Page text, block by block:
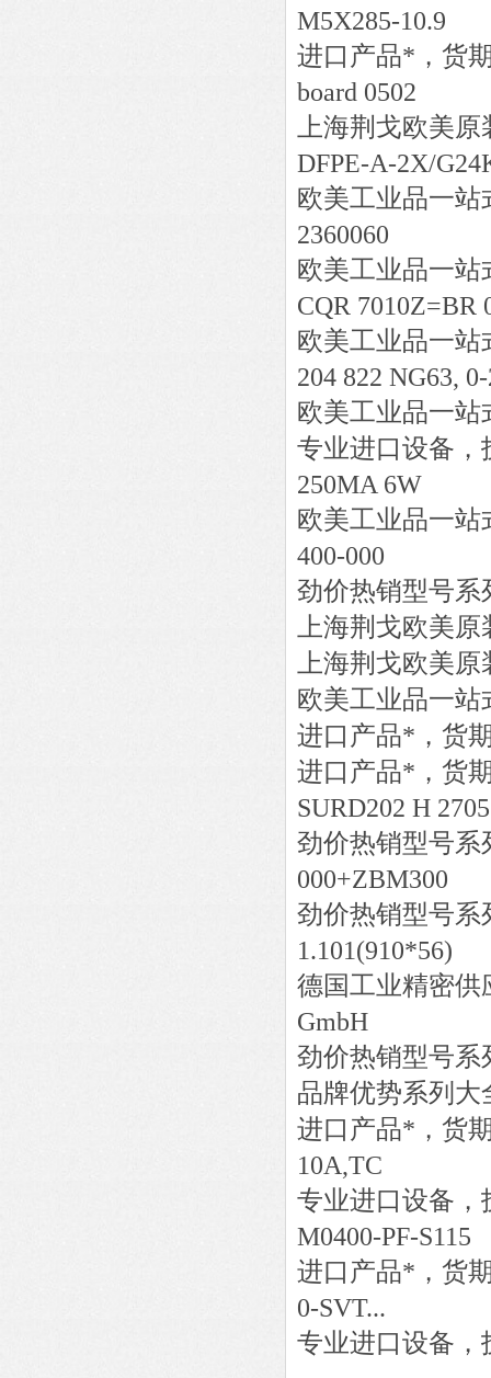
M5X285-10.9
进口产品*，货
board 0502
上海荆戈欧美
DFPE-A-2X/
欧美工业品一
2360060
欧美工业品一
CQR 7010Z=BR
欧美工业品一
204 822 NG63,
欧美工业品一
专业进口设备，
250MA 6W
欧美工业品一
400-000
劲价热销型号系
上海荆戈欧美
上海荆戈欧美
欧美工业品一
进口产品*，货
进口产品*，货
SURD202 H
劲价热销型号系
000+ZBM300
劲价热销型号系
1.101(910*56)
德国工业精密供
GmbH
劲价热销型号系
品牌优势系列大
进口产品*，货
10A,TC
专业进口设备，
M0400-PF-S115
进口产品*，货
0-SVT...
专业进口设备，